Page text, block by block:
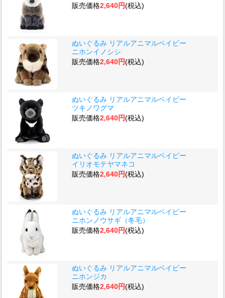
販売価格2,640円(税込)
ぬいぐるみ リアルアニマルベイビー
ニホンイノシシ
販売価格2,640円(税込)
ぬいぐるみ リアルアニマルベイビー
ツキノワグマ
販売価格2,640円(税込)
ぬいぐるみ リアルアニマルベイビー
イリオモテヤマネコ
販売価格2,640円(税込)
ぬいぐるみ リアルアニマルベイビー
ニホンノウサギ（冬毛）
販売価格2,640円(税込)
ぬいぐるみ リアルアニマルベイビー
ニホンジカ
販売価格2,640円(税込)